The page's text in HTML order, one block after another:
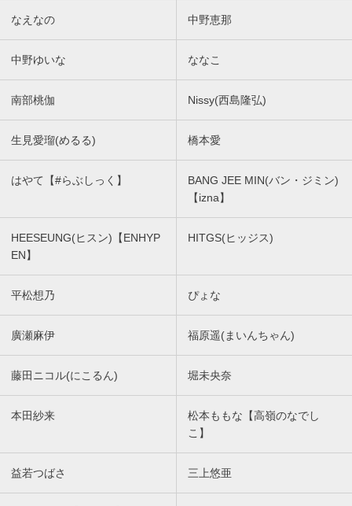
なえなの 中野恵那
中野ゆいな ななこ
南部桃伽 Nissy(西島隆弘)
生見愛瑠(めるる) 橋本愛
はやて【#らぶしっく】
BANG JEE MIN(バン・ジミン)
【izna】
HEESEUNG(ヒスン)【ENHYP
EN】
HITGS(ヒッジス)
平松想乃 ぴょな
廣瀬麻伊 福原遥(まいんちゃん)
藤田ニコル(にこるん) 堀未央奈
本田紗来
松本ももな【高嶺のなでし
こ】
益若つばさ 三上悠亜